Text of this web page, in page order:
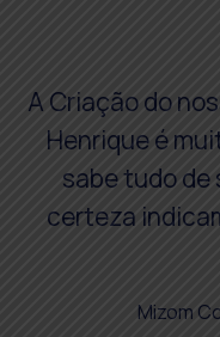
A Criação do
Henrique é
sabe tudo de
certeza
Mizom